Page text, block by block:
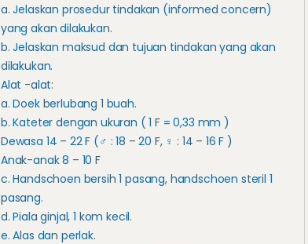
a. Jelaskan prosedur tindakan (informed concern)
yang akan dilakukan.
b. Jelaskan maksud dan tujuan tindakan yang akan
dilakukan.
Alat -alat:
a. Doek berlubang 1 buah.
b. Kateter dengan ukuran ( 1 F = 0,33 mm )
Dewasa 14 – 22 F (♂ : 18 – 20 F, ♀ : 14 – 16 F )
Anak-anak 8 – 10 F
c. Handschoen bersih 1 pasang, handschoen steril 1
pasang.
d. Piala ginjal, 1 kom kecil.
e. Alas dan perlak.